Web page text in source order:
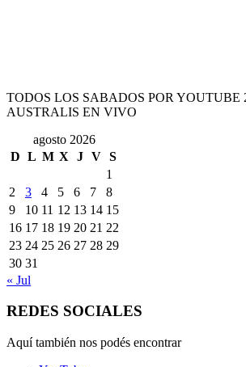
TODOS LOS SABADOS POR YOUTUBE
AUSTRALIS EN VIVO
agosto 2026
D L M X J V S
1
2
3 4 5 6 7
8
9
10 11 12 13 14 15
16 17 18 19 20 21 22
23 24 25 26 27 28 29
30 31
« Jul
REDES SOCIALES
Aquí también nos podés encontrar